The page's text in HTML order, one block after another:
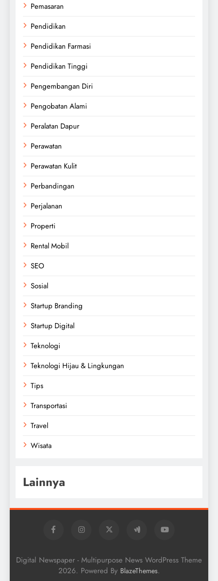
Pemasaran
Pendidikan
Pendidikan Farmasi
Pendidikan Tinggi
Pengembangan Diri
Pengobatan Alami
Peralatan Dapur
Perawatan
Perawatan Kulit
Perbandingan
Perjalanan
Properti
Rental Mobil
SEO
Sosial
Startup Branding
Startup Digital
Teknologi
Teknologi Hijau & Lingkungan
Tips
Transportasi
Travel
Wisata
Lainnya
Digital Newspaper - Multipurpose News WordPress Theme
2026. Powered By BlazeThemes.